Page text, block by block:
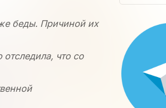
беды. Причиной их
что со